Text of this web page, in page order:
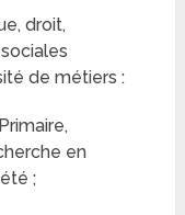
droit,
de métiers :
en
;